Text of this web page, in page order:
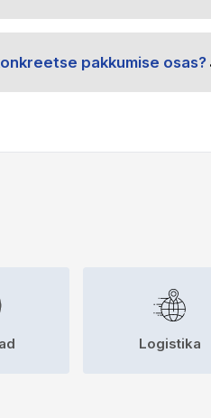
pakkumise osas?
Logistika